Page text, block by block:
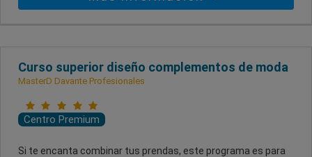
Curso superior diseño complementos de moda
MasterD Davante Profesionales
Centro Premium
Si te encanta combinar tus prendas, este programa es para